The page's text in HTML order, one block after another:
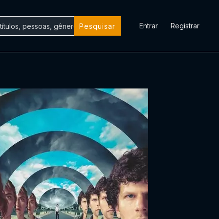
Pesquisar Entrar Registrar